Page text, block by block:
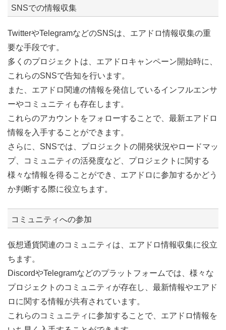
SNSでの情報収集
TwitterやTelegramなどのSNSは、エアドロ情報収集の重
要な手段です。
多くのプロジェクトは、エアドロキャンペーン開始時に、
これらのSNSで告知を行います。
また、エアドロ関連の情報を発信しているインフルエンサ
ーやコミュニティも存在します。
これらのアカウントをフォローすることで、最新エアドロ
情報を入手することができます。
さらに、SNSでは、プロジェクトの開発状況やロードマッ
プ、コミュニティの活発度など、プロジェクトに関する
様々な情報を得ることができ、エアドロに参加するかどう
か判断する際に役立ちます。
コミュニティへの参加
仮想通貨関連のコミュニティは、エアドロ情報収集に役立
ちます。
DiscordやTelegramなどのプラットフォームでは、様々な
プロジェクトのコミュニティが存在し、最新情報やエアド
ロに関する情報が共有されています。
これらのコミュニティに参加することで、エアドロ情報を